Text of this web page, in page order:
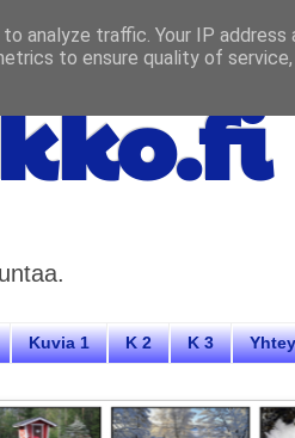
Kuvia 1 K 2 K 3
analyze traffic. Your IP address
to ensure quality of